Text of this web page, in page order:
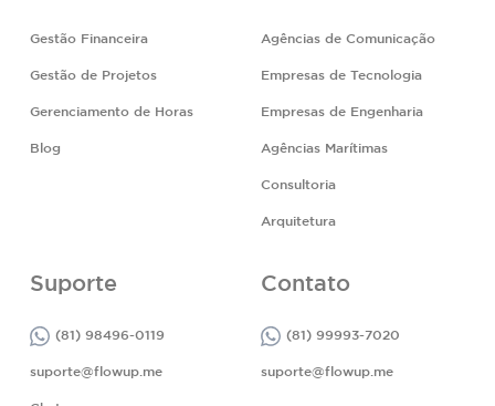
Gestão Financeira
Gestão de Projetos
Gerenciamento de Horas
Blog
Agências de Comunicação
Empresas de Tecnologia
Empresas de Engenharia
Agências Marítimas
Consultoria
Arquitetura
Suporte
(81) 98496-0119
suporte@flowup.me
Contato
(81) 99993-7020
suporte@flowup.me